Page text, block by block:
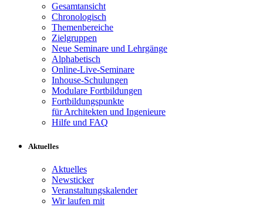
Gesamtansicht
Chronologisch
Themenbereiche
Zielgruppen
Neue Seminare und Lehrgänge
Alphabetisch
Online-Live-Seminare
Inhouse-Schulungen
Modulare Fortbildungen
Fortbildungspunkte
für Architekten und Ingenieure
Hilfe und FAQ
Aktuelles
Aktuelles
Newsticker
Veranstaltungskalender
Wir laufen mit